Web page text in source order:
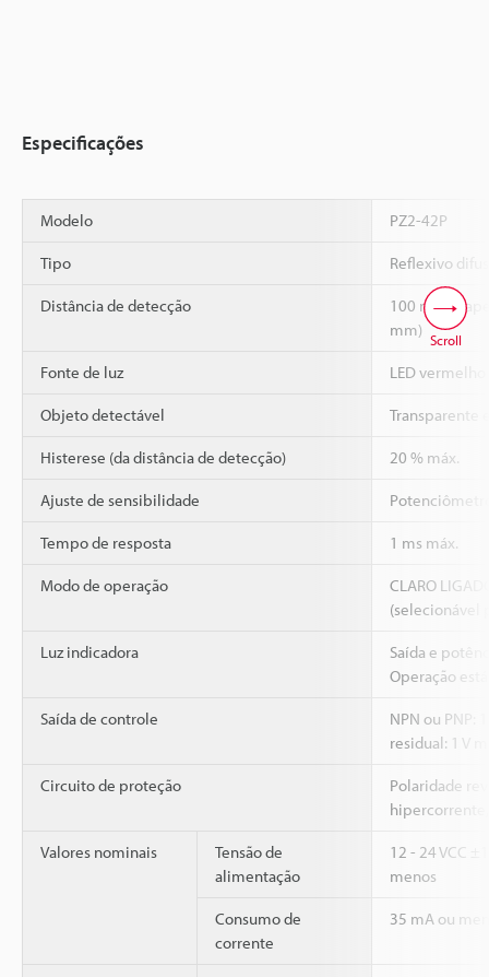
Especificações
Modelo PZ2-42P
Tipo Reflexivo
Distância de detecção
100 mm
mm)
Fonte de luz LED vermelho
Objeto detectável Transparente
Histerese (da distância de detecção) 20 % máx.
Ajuste de sensibilidade
Tempo de resposta 1 ms máx.
Modo de operação
CLARO
(selecionável
Luz indicadora
Saída e
Operação
Saída de controle
NPN ou PNP:
residual: 1 V
Circuito de proteção
Polaridade
Valores nominais
Tensão de
alimentação
12 - 24 VCC
menos
Consumo de
corrente
35 mA ou
Scroll